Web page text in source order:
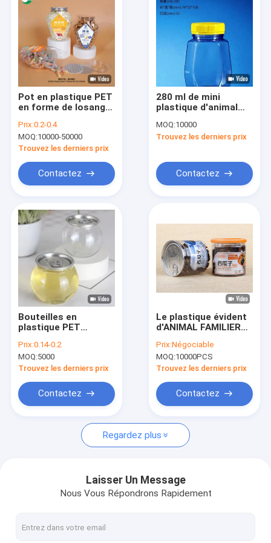
Produits
A propos de nous
Contact
VR
Le papier met en boîte l'emballage
Boîtes composées de papier
Papier d'emballage de Tube
cylindre en plastique clair
Boîtes de boisson
Couvercles de mise en boîte
Pot en plastique PET
en forme de losange
couvercle en
plastique, récipient
d&#39;emballage de
bouteille
transparente
Prix:0.2-0.4
MOQ:10000-50000
Trouvez les derniers prix
Contactez
280 ml de mini
plastique d'animal
cognent des boîtes
de récipient de
MOQ:10000
Trouvez les derniers prix
Contactez
Bouteilles en
plastique PET
emballages
alimentaires
Prix:0.14-0.2
MOQ:5000
Trouvez les derniers prix
Contactez
Le plastique évident
d'ANIMAL FAMILIER
catégorie comestible
cogne 307# pour
l'empaquetage de
Prix:Négociable
MOQ:10000PCS
Trouvez les derniers prix
Contactez
Regardez plus
Laisser Un Message
Nous Vous Répondrons Rapidement